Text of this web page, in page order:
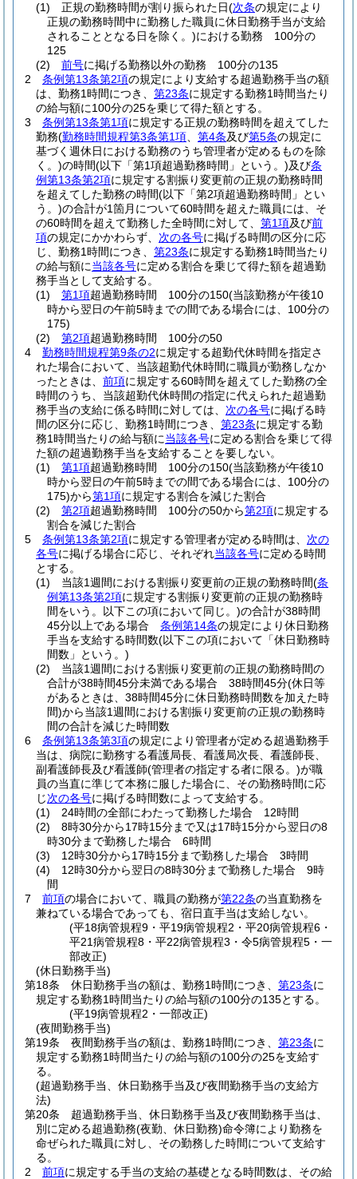
(1)
正規の勤務時間が割り振られた日(次条の規定により
正規の勤務時間中に勤務した職員に休日勤務手当が支給
されることとなる日を除く。)における勤務 100分の
125
(2)
前号に掲げる勤務以外の勤務 100分の135
2
条例第13条第2項の規定により支給する超過勤務手当の額
は、勤務1時間につき、 第23条に規定する勤務1時間当たり
の給与額に100分の25を乗じて得た額とする。
3
条例第13条第1項に規定する正規の勤務時間を超えてした
勤務(勤務時間規程第3条第1項 第4条及び第5条の規定に
基づく週休日における勤務のうち管理者が定めるものを除
く。)の時間(以下「第1項超過勤務時間」という。)及び条
例第13条第2項に規定する割振り変更前の正規の勤務時間
を超えてした勤務の時間(以下「第2項超過勤務時間」とい
う。)の合計が1箇月について60時間を超えた職員には、そ
の60時間を超えて勤務した全時間に対して、 第1項及び前
項の規定にかかわらず、 次の各号に掲げる時間の区分に応
じ、勤務1時間につき、 第23条に規定する勤務1時間当たり
の給与額に当該各号に定める割合を乗じて得た額を超過勤
務手当として支給する。
(1)
第1項超過勤務時間 100分の150(当該勤務が午後10
時から翌日の午前5時までの間である場合には、100分の
175)
(2)
第2項超過勤務時間 100分の50
4
勤務時間規程第9条の2に規定する超勤代休時間を指定さ
れた場合において、当該超勤代休時間に職員が勤務しなか
ったときは、 前項に規定する60時間を超えてした勤務の全
時間のうち、当該超勤代休時間の指定に代えられた超過勤
務手当の支給に係る時間に対しては、 次の各号に掲げる時
間の区分に応じ、勤務1時間につき、 第23条に規定する勤
務1時間当たりの給与額に当該各号に定める割合を乗じて得
た額の超過勤務手当を支給することを要しない。
(1)
第1項超過勤務時間 100分の150(当該勤務が午後10
時から翌日の午前5時までの間である場合には、100分の
175)から第1項に規定する割合を減じた割合
(2)
第2項超過勤務時間 100分の50から第2項に規定する
割合を減じた割合
5
条例第13条第2項に規定する管理者が定める時間は、 次の
各号に掲げる場合に応じ、それぞれ当該各号に定める時間
とする。
(1)
当該1週間における割振り変更前の正規の勤務時間(条
例第13条第2項に規定する割振り変更前の正規の勤務時
間をいう。以下この項において同じ。)の合計が38時間
45分以上である場合 条例第14条の規定により休日勤務
手当を支給する時間数(以下この項において「休日勤務時
間数」という。)
(2)
当該1週間における割振り変更前の正規の勤務時間の
合計が38時間45分未満である場合 38時間45分(休日等
があるときは、38時間45分に休日勤務時間数を加えた時
間)から当該1週間における割振り変更前の正規の勤務時
間の合計を減じた時間数
6
条例第13条第3項の規定により管理者が定める超過勤務手
当は、病院に勤務する看護局長、看護局次長、看護師長、
副看護師長及び看護師(管理者の指定する者に限る。)が職
員の当直に準じて本務に服した場合に、その勤務時間に応
じ次の各号に掲げる時間数によって支給する。
(1)
24時間の全部にわたって勤務した場合 12時間
(2)
8時30分から17時15分まで又は17時15分から翌日の8
時30分まで勤務した場合 6時間
(3)
12時30分から17時15分まで勤務した場合 3時間
(4)
12時30分から翌日の8時30分まで勤務した場合 9時
間
7
前項の場合において、職員の勤務が第22条の当直勤務を
兼ねている場合であっても、宿日直手当は支給しない。
(平18病管規程9・平19病管規程2・平20病管規程6・
平21病管規程8・平22病管規程3・令5病管規程5・一
部改正)
(休日勤務手当)
第18条
休日勤務手当の額は、勤務1時間につき、 第23条に
規定する勤務1時間当たりの給与額の100分の135とする。
(平19病管規程2・一部改正)
(夜間勤務手当)
第19条
夜間勤務手当の額は、勤務1時間につき、 第23条に
規定する勤務1時間当たりの給与額の100分の25を支給す
る。
(超過勤務手当、休日勤務手当及び夜間勤務手当の支給方
法)
第20条
超過勤務手当、休日勤務手当及び夜間勤務手当は、
別に定める超過勤務(夜勤、休日勤務)命令簿により勤務を
命ぜられた職員に対し、その勤務した時間について支給す
る。
2
前項に規定する手当の支給の基礎となる時間数は、その給